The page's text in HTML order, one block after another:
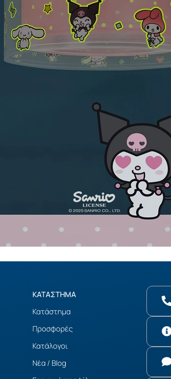
ΚΑΤΑΣΤΗΜΑ
Κατάστημα
Προσφορές
Κατάλογοι
Νέα / Blog